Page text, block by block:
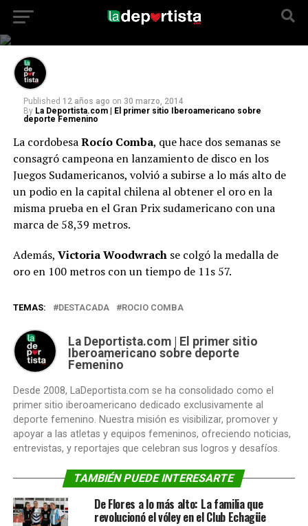
La cordobesa Rocío Comba volvió a subirse a
Published 12 años ago on 30 marzo, 2014
By La Deportista.com | El primer sitio Iberoamericano sobre
deporte Femenino
La cordobesaRocío Comba, que hace dos semanas se
consagró campeona en lanzamiento de disco en los
Juegos Sudamericanos, volvió a subirse a lo más alto de
un podio en la capital chilena al obtener el oro en la
misma prueba en el Gran Prix sudamericano con una
marca de 58,39 metros.
Además, Victoria Woodwrachse colgó la medalla de
oro en 100 metros con un tiempo de 11s 57.
TEMAS: DESTACADA ROCIO COMBA
La Deportista.com | El primer sitio
Iberoamericano sobre deporte
Femenino
Desde 2008, LaDeportista.com se ha consolidado como el
primer sitio iberoamericano dedicado exclusivamente al
deporte femenino. Nuestra misión es visibilizar, promover y
apoyar a las atletas y equipos femeninos, ofreciendo noticias,
entrevistas, y reportajes que celebran sus logros y desafíos.
TAMBIÉN PUEDE INTERESARTE
De Flores a lo más alto: La familia que
revolucionó el vóley en el Club Echagüe